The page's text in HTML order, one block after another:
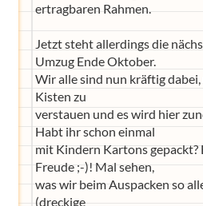
ertragbaren Rahmen.
Jetzt steht allerdings die
Umzug Ende Oktober.
Wir alle sind nun kräftig
Kisten zu
verstauen und es wird hier
Habt ihr schon einmal
mit Kindern Kartons gepackt?
Freude ;-)! Mal sehen,
was wir beim Auspacken so
(dreckige